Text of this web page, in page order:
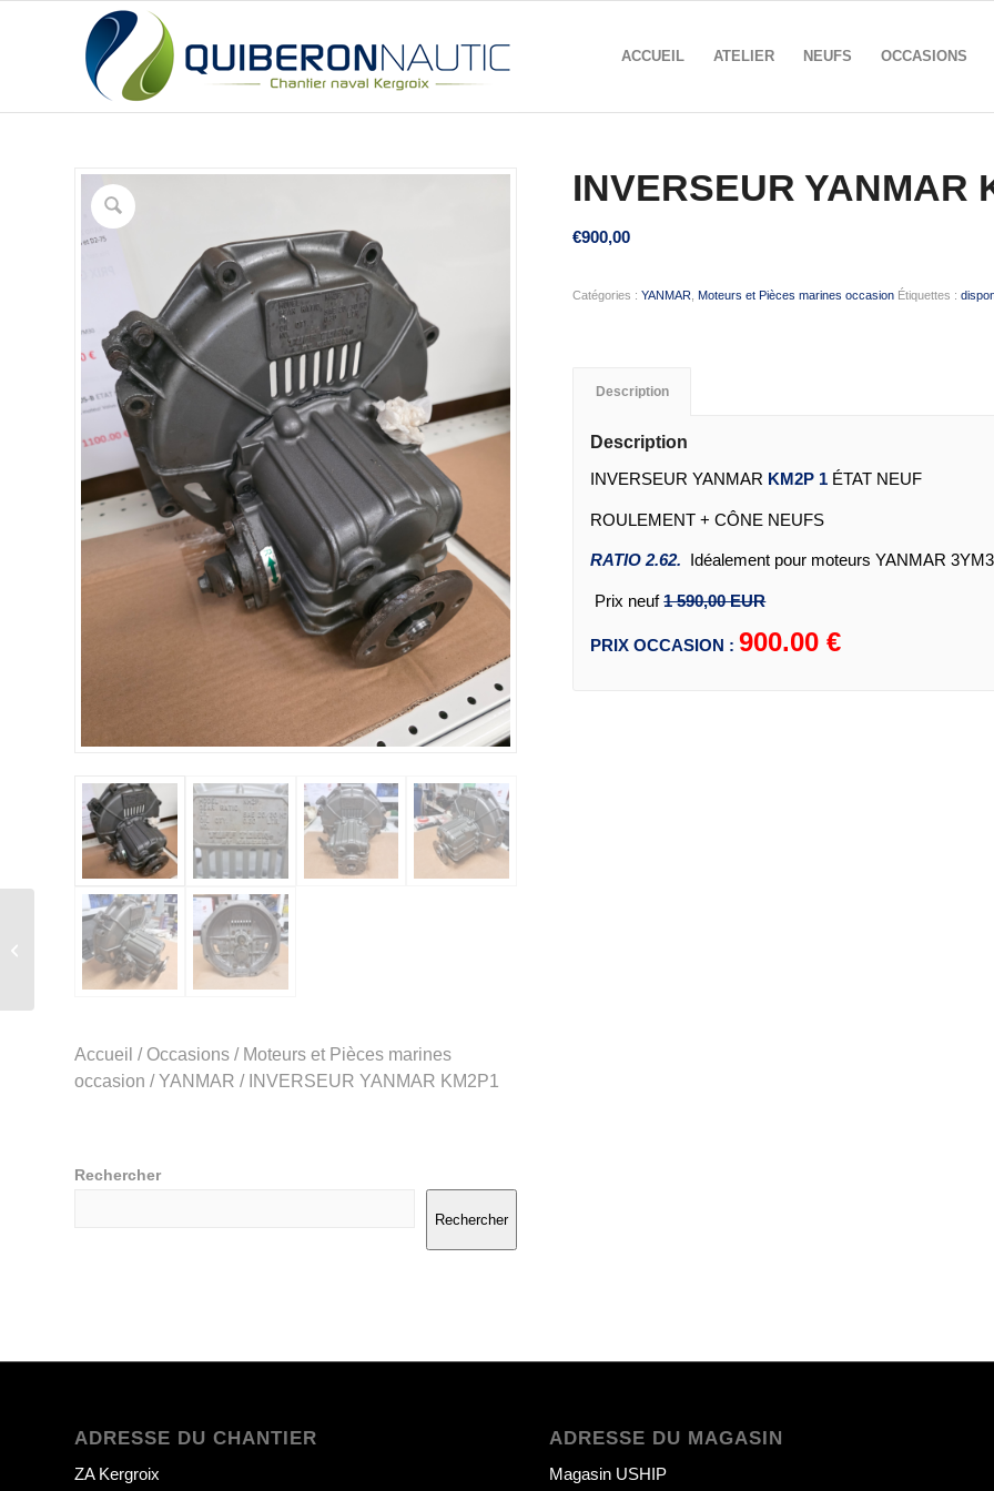
ACCUEIL ATELIER NEUFS OCCASIONS
Accueil / Occasions / Moteurs et Pièces marines
occasion /YANMAR / INVERSEUR YANMAR KM2P1
Rechercher
Rechercher
INVERSEUR YANMAR
€900,00
Catégories :YANMAR ,Moteurs et Pièces marines occasion Étiquettes :
Description
Description
INVERSEUR YANMAR KM2P 1 ÉTAT NEUF
ROULEMENT + CÔNE NEUFS
RATIO 2.62. Idéalement pour moteurs
Prix neuf1 590,00 EUR
PRIX OCCASION :900.00 €
ADRESSE DU CHANTIER
ZA Kergroix
ADRESSE DU MAGASIN
Magasin USHIP
INVERSEUR VOLVO
PENTA MS25L-A